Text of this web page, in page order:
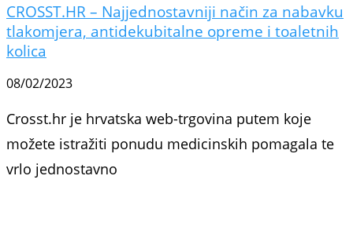
CROSST.HR – Najjednostavniji način za nabavku
tlakomjera, antidekubitalne opreme i toaletnih
kolica
08/02/2023
Crosst.hr je hrvatska web-trgovina putem koje
možete istražiti ponudu medicinskih pomagala te
vrlo jednostavno